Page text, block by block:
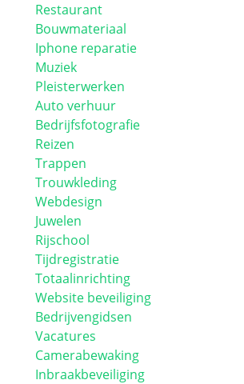
Restaurant
Bouwmateriaal
Iphone reparatie
Muziek
Pleisterwerken
Auto verhuur
Bedrijfsfotografie
Reizen
Trappen
Trouwkleding
Webdesign
Juwelen
Rijschool
Tijdregistratie
Totaalinrichting
Website beveiliging
Bedrijvengidsen
Vacatures
Camerabewaking
Inbraakbeveiliging